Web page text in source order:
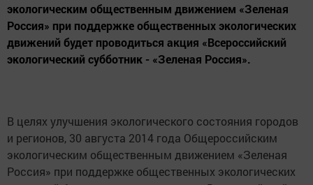
экологическим общественным движением «Зеленая
Россия» при поддержке общественных экологических
движений будет проводиться акция «Всероссийский
экологический субботник - «Зеленая Россия».
В целях улучшения экологического состояния городов
и регионов, 30 августа 2014 года Общероссийским
экологическим общественным движением «Зеленая
Россия» при поддержке общественных экологических